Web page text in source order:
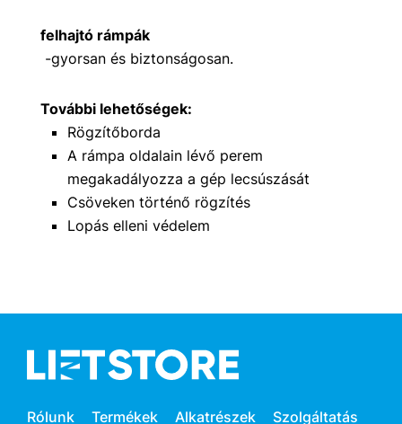
felhajtó rámpák
-gyorsan és biztonságosan.
További lehetőségek:
Rögzítőborda
A rámpa oldalain lévő perem
megakadályozza a gép lecsúszását
Csöveken történő rögzítés
Lopás elleni védelem
Rólunk Termékek Alkatrészek Szolgáltatás